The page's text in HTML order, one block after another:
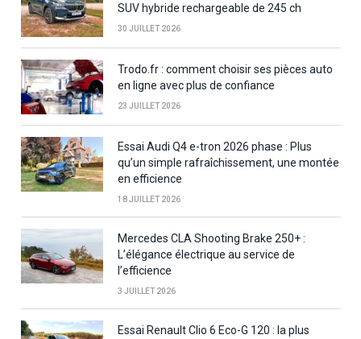
SUV hybride rechargeable de 245 ch
30 JUILLET 2026
Trodo.fr : comment choisir ses pièces auto
en ligne avec plus de confiance
23 JUILLET 2026
Essai Audi Q4 e-tron 2026 phase : Plus
qu’un simple rafraîchissement, une montée
en efficience
18 JUILLET 2026
Mercedes CLA Shooting Brake 250+ :
L’élégance électrique au service de
l’efficience
3 JUILLET 2026
Essai Renault Clio 6 Eco-G 120 : la plus